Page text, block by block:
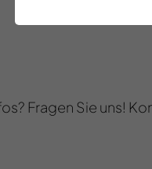
Fragen Sie uns!